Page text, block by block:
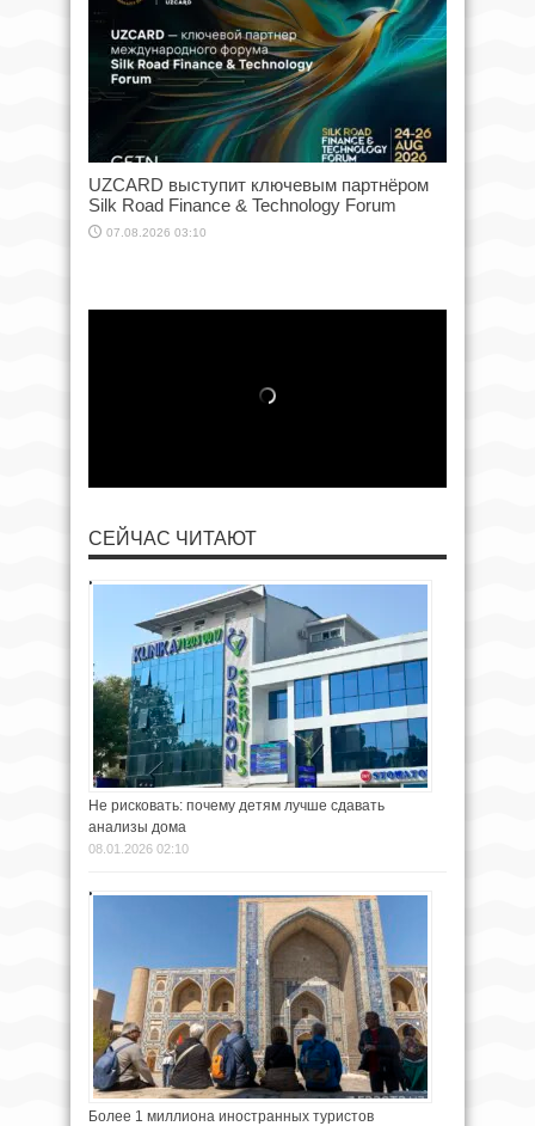
UZCARD выступит ключевым партнёром
Silk Road Finance & Technology Forum
07.08.2026 03:10
СЕЙЧАС ЧИТАЮТ
Не рисковать: почему детям лучше сдавать
анализы дома
08.01.2026 02:10
Более 1 миллиона иностранных туристов